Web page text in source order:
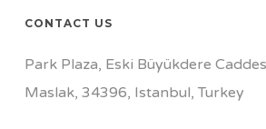
CONTACT US
Park Plaza, Eski Büyükdere
Maslak, 34396, Istanbul, Turkey